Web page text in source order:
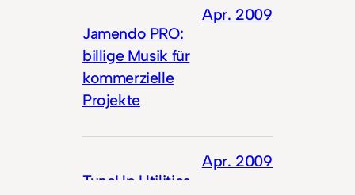
Jamendo PRO:
billige Musik für
kommerzielle
Projekte
Apr. 2009
TuneUp Utilities
Apr. 2009